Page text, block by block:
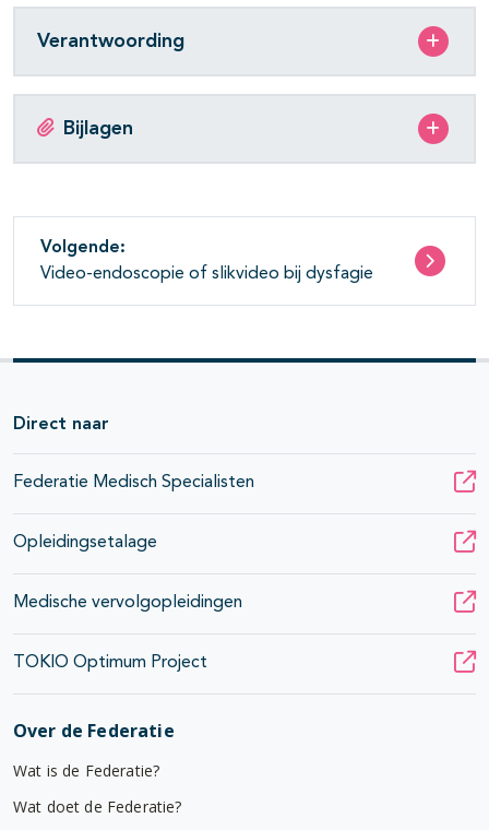
Verantwoording
Bijlagen
Volgende:
Video-endoscopie of slikvideo bij dysfagie
Direct naar
Federatie Medisch Specialisten
Opleidingsetalage
Medische vervolgopleidingen
TOKIO Optimum Project
Over de Federatie
Wat is de Federatie?
Wat doet de Federatie?